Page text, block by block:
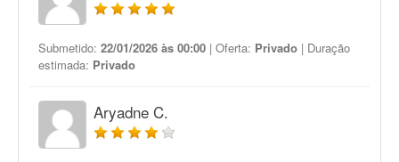
Submetido: 22/01/2026 às 00:00 | Oferta: Privado | Duração
estimada: Privado
Aryadne C.